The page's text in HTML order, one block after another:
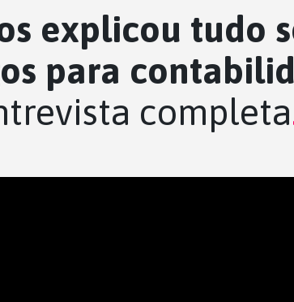
explicou tudo
para
completa